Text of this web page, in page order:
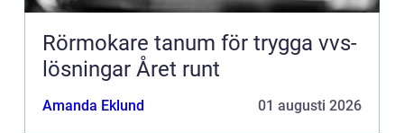
Rörmokare tanum för trygga vvs-
lösningar Året runt
Amanda Eklund 01 augusti 2026